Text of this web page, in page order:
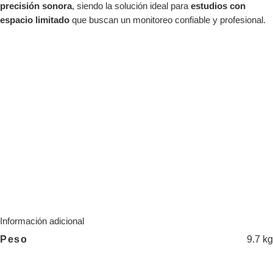
precisión sonora, siendo la solución ideal para estudios con
espacio limitado que buscan un monitoreo confiable y profesional.
Información adicional
Peso 9.7 kg